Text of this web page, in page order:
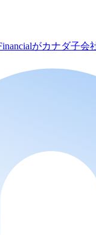
がカナダ子会